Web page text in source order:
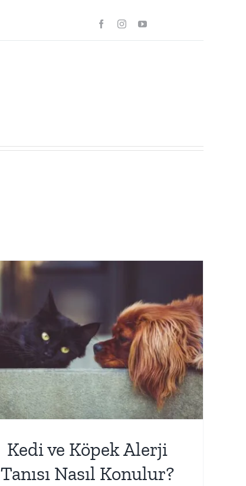
Kedi ve Köpek Alerji
Tanısı Nasıl Konulur?